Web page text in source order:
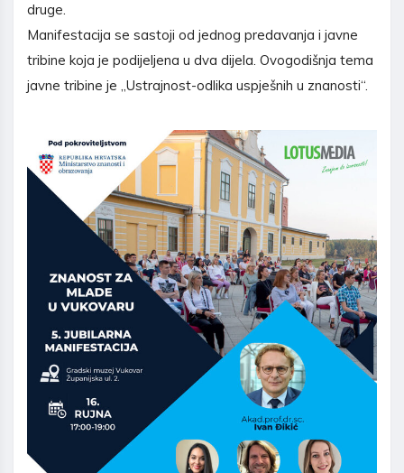
druge.
Manifestacija se sastoji od jednog predavanja i javne
tribine koja je podijeljena u dva dijela. Ovogodišnja tema
javne tribine je „Ustrajnost-odlika uspješnih u znanosti“.